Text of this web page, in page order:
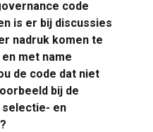
code
is er bij discussies
nadruk komen te
met name
de code dat niet
bij de
selectie- en